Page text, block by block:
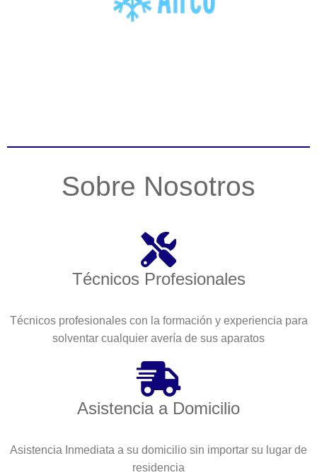
Sobre Nosotros
Técnicos Profesionales
Técnicos profesionales con la formación y experiencia para
solventar cualquier avería de sus aparatos
Asistencia a Domicilio
Asistencia Inmediata a su domicilio sin importar su lugar de
residencia